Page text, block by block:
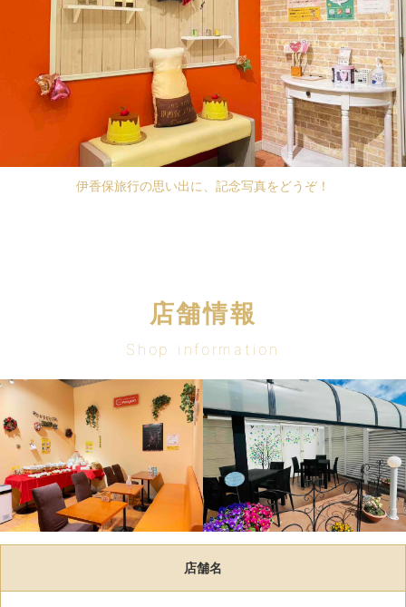
伊香保旅行の思い出に、記念写真をどうぞ！
店舗情報
Shop information
店舗名